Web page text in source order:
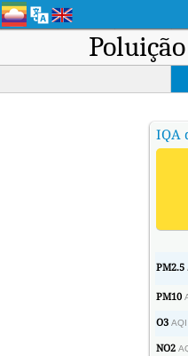
IQA
PM2.5
PM10
O3 AQI
NO2